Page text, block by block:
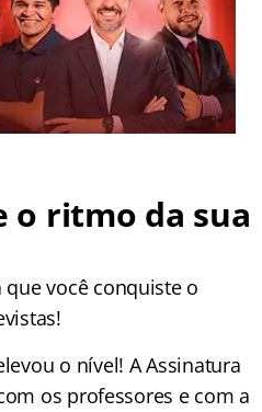
o ritmo da sua
você conquiste o
o nível! A Assinatura
os professores e com a